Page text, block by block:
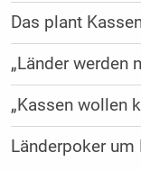
Das plant
„Länder werden
„Kassen wollen
Länderpoker